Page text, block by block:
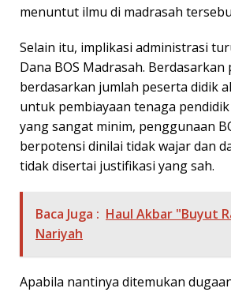
menuntut ilmu di madrasah
Selain itu, implikasi administrasi
Dana BOS Madrasah.
berdasarkan jumlah peserta didik
untuk pembiayaan tenaga
yang sangat minim, penggunaan
berpotensi dinilai tidak wajar dan
tidak disertai justifikasi yang sah.
Baca Juga : Haul Akbar "Buyut
Nariyah
Apabila nantinya ditemukan